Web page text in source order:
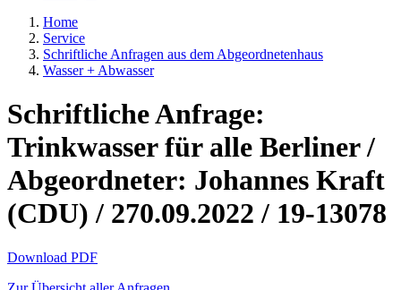
Home
Service
Schriftliche Anfragen aus dem Abgeordnetenhaus
Wasser + Abwasser
Schriftliche Anfrage:
Trinkwasser für alle Berliner /
Abgeordneter: Johannes Kraft
(CDU) / 270.09.2022 / 19-13078
Download PDF